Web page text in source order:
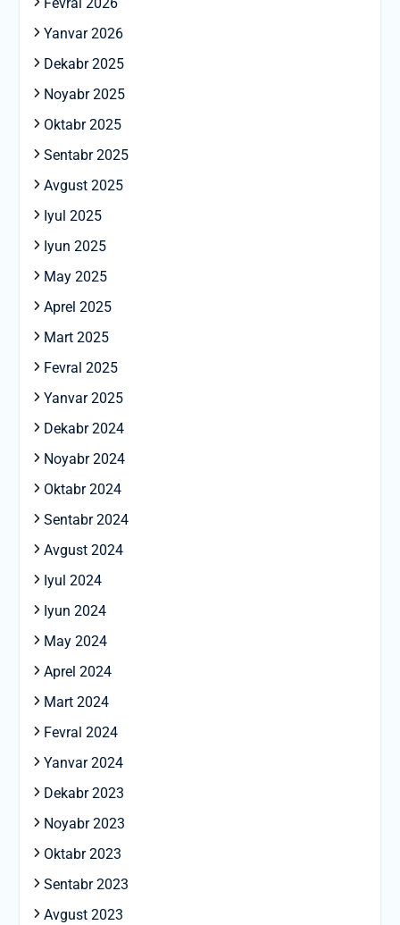
Yanvar 2026
Dekabr 2025
Noyabr 2025
Oktabr 2025
Sentabr 2025
Avgust 2025
Iyul 2025
Iyun 2025
May 2025
Aprel 2025
Mart 2025
Fevral 2025
Yanvar 2025
Dekabr 2024
Noyabr 2024
Oktabr 2024
Sentabr 2024
Avgust 2024
Iyul 2024
Iyun 2024
May 2024
Aprel 2024
Mart 2024
Fevral 2024
Yanvar 2024
Dekabr 2023
Noyabr 2023
Oktabr 2023
Sentabr 2023
Avgust 2023